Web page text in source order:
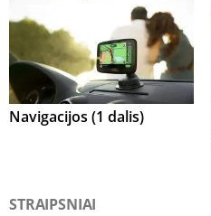
Navigacijos (1 dalis)
STRAIPSNIAI